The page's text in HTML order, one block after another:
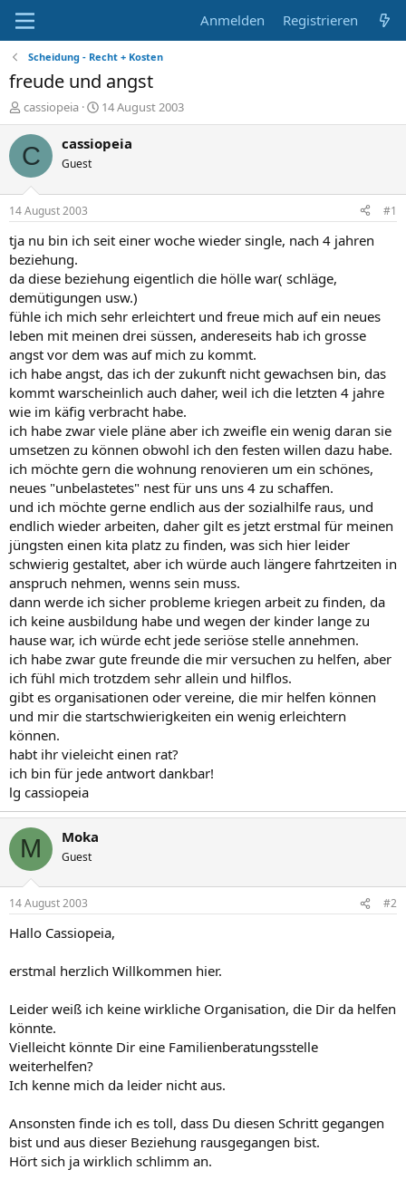
Anmelden Registrieren
Scheidung - Recht + Kosten
freude und angst
E
r
s
t
e
r
cassiopeia
E
r
s
t
t
a
14 August 2003
C cassiopeia
Guest
14 August 2003 #1
tja nu bin ich seit einer woche wieder single, nach 4 jahren
beziehung.
da diese beziehung eigentlich die hölle war( schläge,
demütigungen usw.)
fühle ich mich sehr erleichtert und freue mich auf ein neues
leben mit meinen drei süssen, andereseits hab ich grosse
angst vor dem was auf mich zu kommt.
ich habe angst, das ich der zukunft nicht gewachsen bin, das
kommt warscheinlich auch daher, weil ich die letzten 4 jahre
wie im käfig verbracht habe.
ich habe zwar viele pläne aber ich zweifle ein wenig daran sie
umsetzen zu können obwohl ich den festen willen dazu habe.
ich möchte gern die wohnung renovieren um ein schönes,
neues "unbelastetes" nest für uns uns 4 zu schaffen.
und ich möchte gerne endlich aus der sozialhilfe raus, und
endlich wieder arbeiten, daher gilt es jetzt erstmal für meinen
jüngsten einen kita platz zu finden, was sich hier leider
schwierig gestaltet, aber ich würde auch längere fahrtzeiten in
anspruch nehmen, wenns sein muss.
dann werde ich sicher probleme kriegen arbeit zu finden, da
ich keine ausbildung habe und wegen der kinder lange zu
hause war, ich würde echt jede seriöse stelle annehmen.
ich habe zwar gute freunde die mir versuchen zu helfen, aber
ich fühl mich trotzdem sehr allein und hilflos.
gibt es organisationen oder vereine, die mir helfen können
und mir die startschwierigkeiten ein wenig erleichtern
können.
habt ihr vieleicht einen rat?
ich bin für jede antwort dankbar!
lg cassiopeia
M Moka
Guest
14 August 2003 #2
Hallo Cassiopeia,
erstmal herzlich Willkommen hier.
Leider weiß ich keine wirkliche Organisation, die Dir da helfen
könnte.
Vielleicht könnte Dir eine Familienberatungsstelle
weiterhelfen?
Ich kenne mich da leider nicht aus.
Ansonsten finde ich es toll, dass Du diesen Schritt gegangen
bist und aus dieser Beziehung rausgegangen bist.
Hört sich ja wirklich schlimm an.